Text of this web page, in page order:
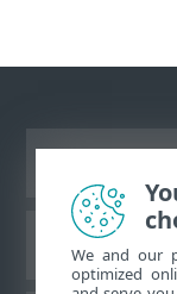
We and our
optimized